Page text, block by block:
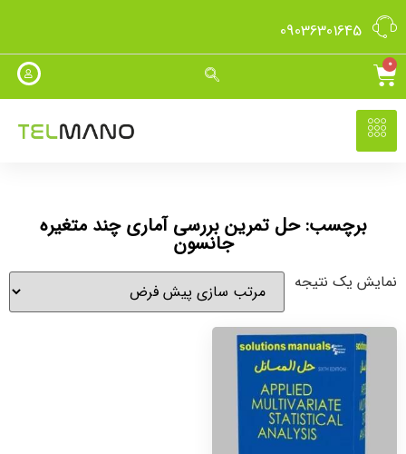
09036301645
0
برچسب: حل تمرین بررسی آماری چند متغیره
جانسون
نمایش یک نتیجه